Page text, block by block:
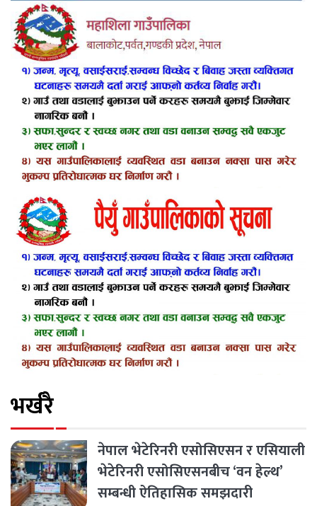
भर्खरै
नेपाल भेटेरिनरी एसोसिएसन र एसियाली
भेटेरिनरी एसोसिएसनबीच ‘वन हेल्थ’
सम्बन्धी ऐतिहासिक समझदारी